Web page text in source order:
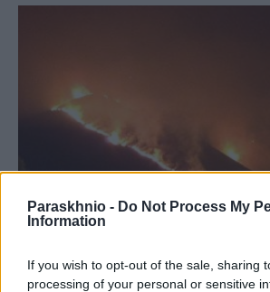
Paraskhnio - Do Not Process My
Information
If you wish to opt-out of the sale, sharing
processing of your personal or sensitive
ΔΙΕΘΝΉ